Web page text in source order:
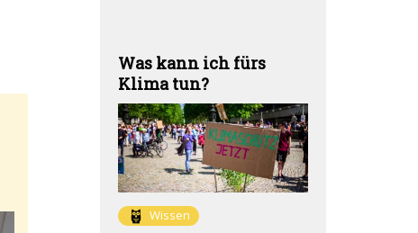
Was kann ich fürs
Klima tun?
Wissen